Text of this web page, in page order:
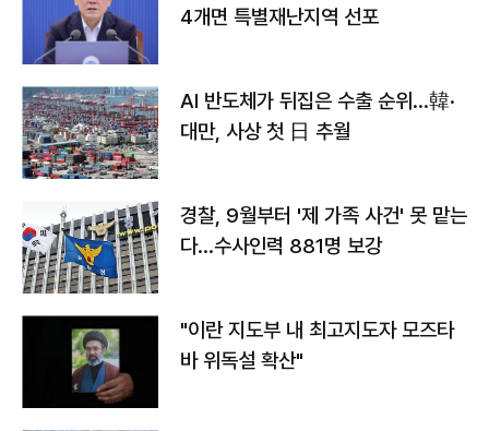
4개면 특별재난지역 선포
AI 반도체가 뒤집은 수출 순위…韓·
대만, 사상 첫 日 추월
경찰, 9월부터 '제 가족 사건' 못 맡는
다…수사인력 881명 보강
"이란 지도부 내 최고지도자 모즈타
바 위독설 확산"